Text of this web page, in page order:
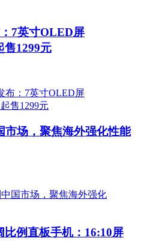
7英寸OLED屏
售1299元
市场，聚焦海外强化性能
比例直板手机：16:10屏